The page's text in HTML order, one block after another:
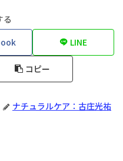
る
LINE
コピー
ナチュラルケア：古庄光祐